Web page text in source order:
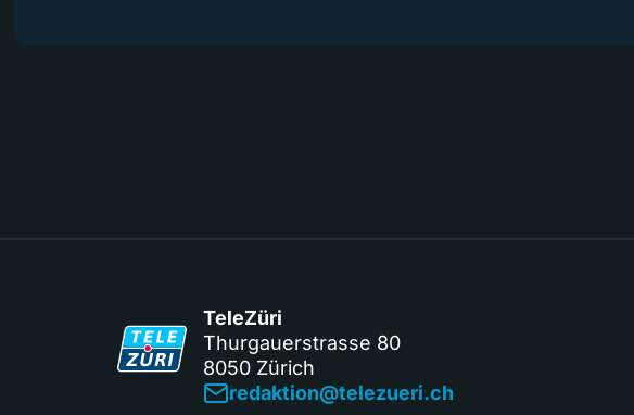
TeleZüri
Thurgauerstrasse 80
8050 Zürich
redaktion@telezueri.ch